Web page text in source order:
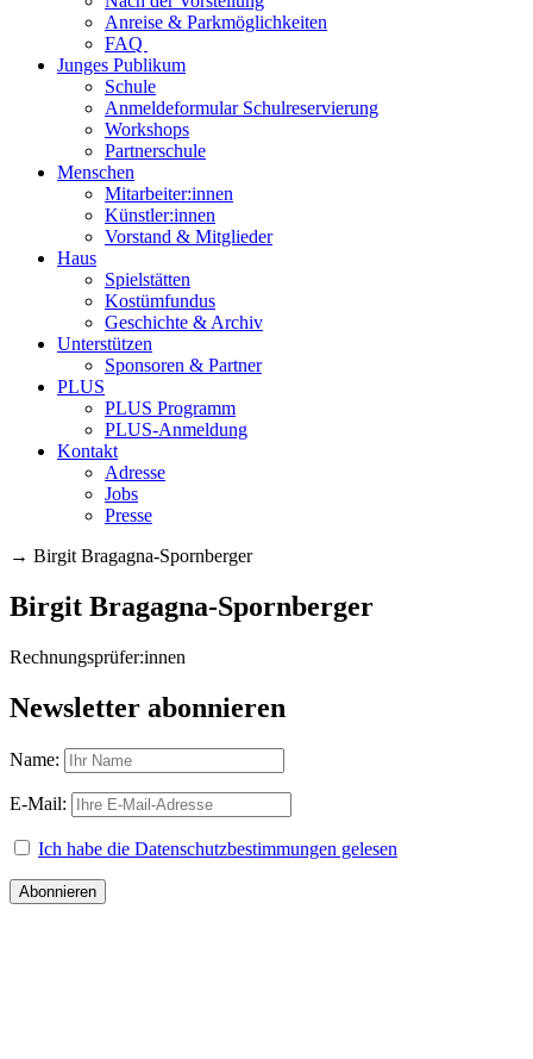
Anreise & Parkmöglichkeiten
FAQ
Junges Publikum
Schule
Anmeldeformular Schulreservierung
Workshops
Partnerschule
Menschen
Mitarbeiter:innen
Künstler:innen
Vorstand & Mitglieder
Haus
Spielstätten
Kostümfundus
Geschichte & Archiv
Unterstützen
Sponsoren & Partner
PLUS
PLUS Programm
PLUS-Anmeldung
Kontakt
Adresse
Jobs
Presse
→ Birgit Bragagna-Spornberger
Birgit Bragagna-Spornberger
Rechnungsprüfer:innen
Newsletter abonnieren
Name:
E-Mail:
Ich habe die Datenschutzbestimmungen gelesen